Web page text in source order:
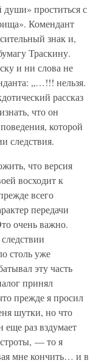
проститься с
Комендант
знак и,
Траскину.
и ни слова не
„…!!! нельзя.
рассказ
что он
которой
следствия.
что версия
восходит к
всего
передачи
очень важно.
столь уже
эту часть
принял
прежде я просил
шутки, но что
раз вздумает
— то я
мне кончить… и в